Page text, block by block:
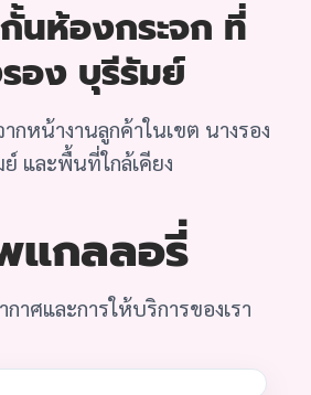
นห้องกระจก ที่
อง บุรีรัมย์
กหน้างานลูกค้าในเขต นางรอง
และพื้นที่ใกล้เคียง
แกลลอรี่
าศและการให้บริการของเรา